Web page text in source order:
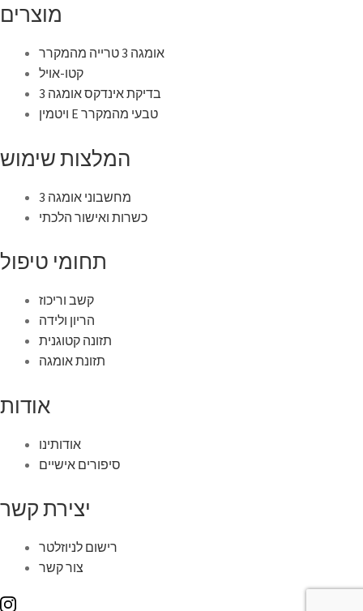
מוצרים
אומגה 3 טרייה מהמקרר
קטו-אויל
בדיקת אינדקס אומגה 3
ויטמין E טבעי מהמקרר
המלצות שימוש
מחשבוני אומגה 3
כשרות ואישור הלכתי
תחומי טיפול
קשב וריכוז
הריון ולידה
תזונה קטוגנית
תזונת אומגה
אודות
אודותינו
סיפורים אישיים
יצירת קשר
רישום לניוזלטר
צור קשר